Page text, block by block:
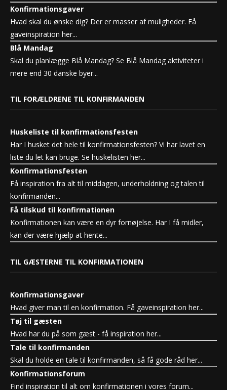
Konfirmationsgaver
Hvad skal du ønske dig? Der er masser af muligheder. Få
gaveinspiration her...
Blå Mandag
Skal du planlægge Blå Mandag? Se Blå Mandag aktiviteter i
mere end 30 danske byer...
TIL FORÆLDRENE TIL KONFIRMANDEN
Huskeliste til konfirmationsfesten
Har I husket det hele til konfirmationsfesten? Vi har lavet en
liste du let kan bruge. Se huskelisten her...
Konfirmationsfesten
Få inspiration fra alt til middagen, underholdning og talen til
konfirmanden...
Få tilskud til konfirmationen
Konfirmationen kan være en dyr fornøjelse. Har I få midler,
kan der være hjælp at hente...
TIL GÆSTERNE TIL KONFIRMATIONEN
Konfirmationsgaver
Hvad giver man til en konfirmation. Få gaveinspiration her...
Tøj til gæsten
Hvad har du på som gæst - få inspiration her...
Tale til konfirmanden
Skal du holde en tale til konfirmanden, så få gode råd her...
Konfirmationsforum
Find inspiration til alt om konfirmationen i vores forum...